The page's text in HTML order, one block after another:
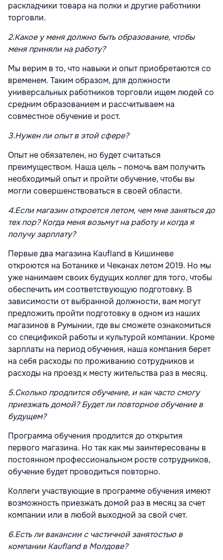
раскладчики товара на полки и другие работники
торговли.
2.Какое у меня должно быть образование, чтобы
меня приняли на работу?
Мы верим в то, что навыки и опыт приобретаются со
временем. Таким образом, для должности
универсальных работников торговли ищем людей со
средним образованием и рассчитываем на
совместное обучение и рост.
3.Нужен ли опыт в этой сфере?
Опыт не обязателен, но будет считаться
преимуществом. Наша цель – помочь вам получить
необходимый опыт и пройти обучение, чтобы вы
могли совершенствоваться в своей области.
4.Если магазин откроется летом, чем мне заняться до
тех пор? Когда меня возьмут на работу и когда я
получу зарплату?
Первые два магазина Kaufland в Кишиневе
откроются на Ботанике и Чеканах летом 2019. Но мы
уже нанимаем своих будущих коллег для того, чтобы
обеспечить им соответствующую подготовку. В
зависимости от выбранной должности, вам могут
предложить пройти подготовку в одном из наших
магазинов в Румынии, где вы сможете ознакомиться
со спецификой работы и культурой компании. Кроме
зарплаты на период обучения, наша компания берет
на себя расходы по проживанию сотрудников и
расходы на проезд к месту жительства раз в месяц.
5.Сколько продлится обучение, и как часто смогу
приезжать домой? Будет ли повторное обучение в
будущем?
Программа обучения продлится до открытия
первого магазина. Но так как мы заинтересованы в
постоянном профессиональном росте сотрудников,
обучение будет проводиться повторно.
Коллеги участвующие в программе обучения имеют
возможность приезжать домой раз в месяц за счет
компании или в любой выходной за свой счет.
6.Есть ли вакансии с частичной занятостью в
компании Kaufland в Молдове?